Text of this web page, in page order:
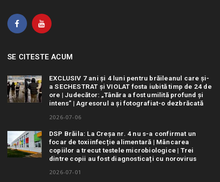
SE CITESTE ACUM
EXCLUSIV 7 ani și 4 luni pentru brăileanul care și-
a SECHESTRAT și VIOLAT fosta iubită timp de 24 de
ore | Judecător: „Tânăra a fost umilită profund și
intens” | Agresorul a și fotografiat-o dezbrăcată
2026-07-06
DSP Brăila: La Creșa nr. 4 nu s-a confirmat un
focar de toxiinfecție alimentară | Mâncarea
copiilor a trecut testele microbiologice | Trei
dintre copii au fost diagnosticați cu norovirus
2026-07-01